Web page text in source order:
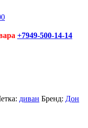
+7949-500-14-14
диван Бренд: Дон